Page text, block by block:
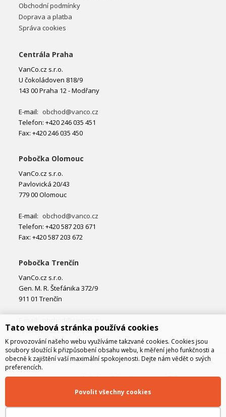
Obchodní podmínky
Doprava a platba
Správa cookies
Centrála Praha
VanCo.cz s.r.o.
U čokoládoven 818/9
143 00 Praha 12 - Modřany
E-mail: obchod@vanco.cz
Telefon: +420 246 035 451
Fax: +420 246 035 450
Pobočka Olomouc
VanCo.cz s.r.o.
Pavlovická 20/43
779 00 Olomouc
E-mail: obchod@vanco.cz
Telefon: +420 587 203 671
Fax: +420 587 203 672
Pobočka Trenčín
VanCo.cz s.r.o.
Gen. M. R. Štefánika 372/9
911 01 Trenčín
Telefon: +421 32 877 74 02
Tato webová stránka používá cookies
K provozování našeho webu využíváme takzvané cookies. Cookies jsou
soubory sloužící k přizpůsobení obsahu webu, k měření jeho funkčnosti a
obecně k zajištění vaší maximální spokojenosti. Dejte nám vědět o svých
preferencích.
Povolit všechny cookies